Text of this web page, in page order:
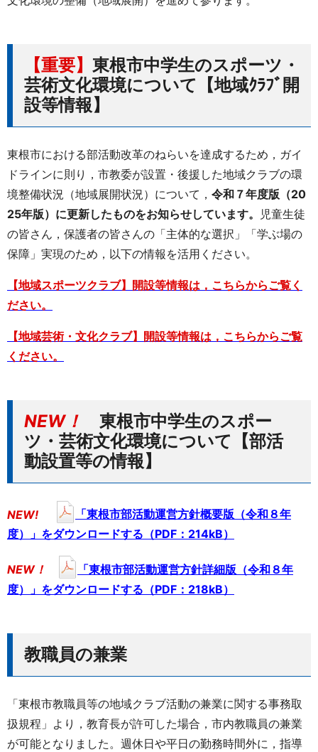
【重要】 東根市中学生のスポーツ・
芸術文化環境について【地域ｸﾗﾌﾞ開
設等情報】
東根市における部活動改革のねらいを達成するため，ガイ
ドラインに則り，市教委が設置・後援した地域クラブの環
境整備状況（地域展開状況）について， 令和７年度版（20
25年版）に更新したものをお知らせしています。
児童生徒
の皆さん，保護者の皆さんの「主体的な選択」「学ぶ場の
保障」実現のため，以下の情報を活用ください。
【地域スポーツクラブ】開設等情報は，こちらからご覧く
ださい。
【地域芸術・文化クラブ】開設等情報は，こちらからご覧
ください。
NEW！ 東根市中学生のスポー
ツ・芸術文化環境について【部活
動設置等の情報】
NEW!
「東根市部活動運営方針概要版（令和８年
度）」をダウンロードする（PDF：214kB）
NEW！
「東根市部活動運営方針詳細版（令和８年
度）」をダウンロードする（PDF：218kB）
教職員の兼業
「東根市教職員等の地域クラブ活動の兼業に関する事務取
扱規程」より，教育長が許可した場合，市内教職員の兼業
が可能となりました。週休日や平日の勤務時間外に，指導